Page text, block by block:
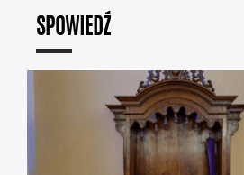
SPOWIEDŹ